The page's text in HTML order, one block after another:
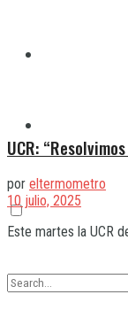
UCR:
por eltermometro
10 julio, 2025
Este martes la UCR